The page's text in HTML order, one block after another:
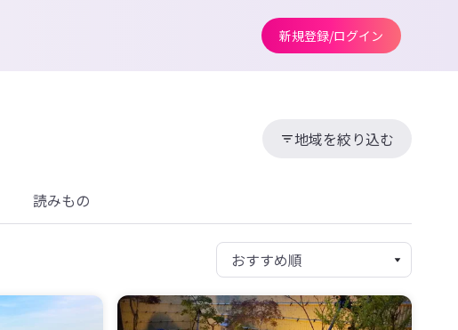
新規登録/ログイン
地域を絞り込む
読みもの